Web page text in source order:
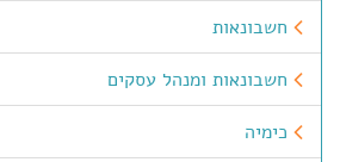
חשבונאות
חשבונאות ומנהל עסקים
כימיה